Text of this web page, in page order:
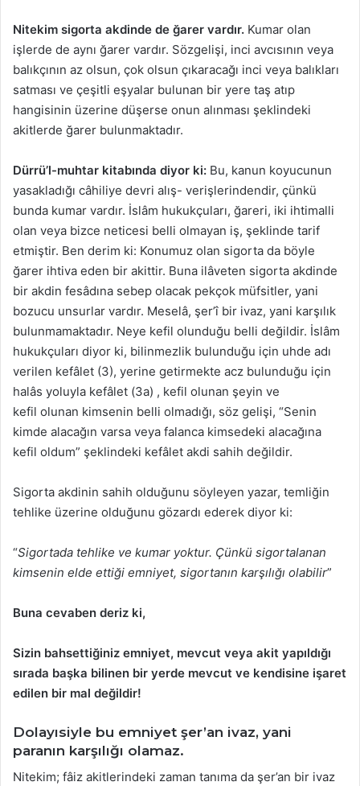
Nitekim sigorta akdinde de ğarer vardır. Kumar olan
işlerde de aynı ğarer vardır. Sözgelişi, inci avcısının veya
balıkçının az olsun, çok olsun çıkaracağı inci veya balıkları
satması ve çeşitli eşyalar bulunan bir yere taş atıp
hangisinin üzerine düşerse onun alınması şeklindeki
akitlerde ğarer bulunmaktadır.
Dürrü’l-muhtar kitabında diyor ki: Bu, kanun koyucunun
yasakladığı câhiliye devri alış- verişlerindendir, çünkü
bunda kumar vardır. İslâm hukukçuları, ğareri, iki ihtimalli
olan veya bizce neticesi belli olmayan iş, şeklinde tarif
etmiştir. Ben derim ki: Konumuz olan sigorta da böyle
ğarer ihtiva eden bir akittir. Buna ilâveten sigorta akdinde
bir akdin fesâdına sebep olacak pekçok müfsitler, yani
bozucu unsurlar vardır. Meselâ, şer’î bir ivaz, yani karşılık
bulunmamaktadır. Neye kefil olunduğu belli değildir. İslâm
hukukçuları diyor ki, bilinmezlik bulunduğu için uhde adı
verilen kefâlet (3), yerine getirmekte acz bulunduğu için
halâs yoluyla kefâlet (3a) , kefil olunan şeyin ve
kefil olunan kimsenin belli olmadığı, söz gelişi, “Senin
kimde alacağın varsa veya falanca kimsedeki alacağına
kefil oldum” şeklindeki kefâlet akdi sahih değildir.
Sigorta akdinin sahih olduğunu söyleyen yazar, temliğin
tehlike üzerine olduğunu gözardı ederek diyor ki:
“Sigortada tehlike ve kumar yoktur. Çünkü sigortalanan
kimsenin elde ettiği emniyet, sigortanın karşılığı olabilir”
Buna cevaben deriz ki,
Sizin bahsettiğiniz emniyet, mevcut veya akit yapıldığı
sırada başka bilinen bir yerde mevcut ve kendisine işaret
edilen bir mal değildir!
Dolayısiyle bu emniyet şer’an ivaz, yani
paranın karşılığı olamaz.
Nitekim; fâiz akitlerindeki zaman tanıma da şer’an bir ivaz